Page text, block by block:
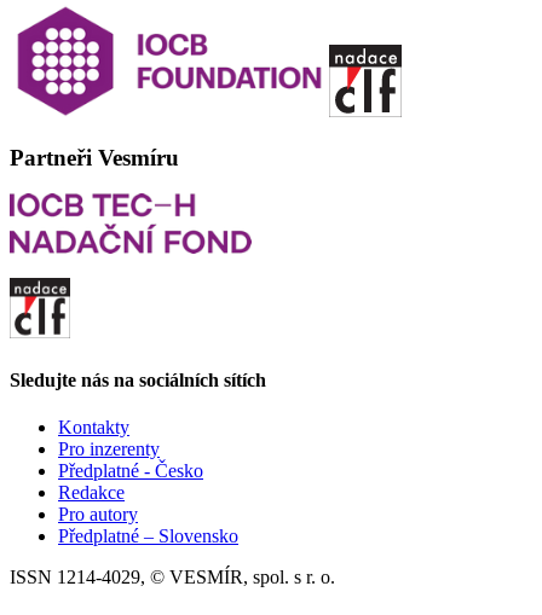
Partneři Vesmíru
Sledujte nás na sociálních sítích
Kontakty
Pro inzerenty
Předplatné - Česko
Redakce
Pro autory
Předplatné – Slovensko
ISSN 1214-4029, © VESMÍR, spol. s r. o.